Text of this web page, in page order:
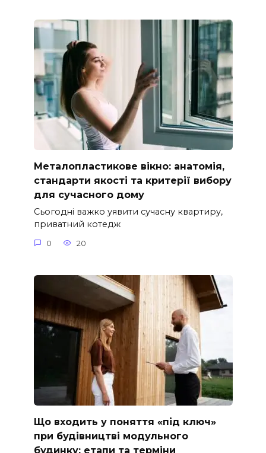
Металопластикове вікно: анатомія,
стандарти якості та критерії вибору
для сучасного дому
Сьогодні важко уявити сучасну квартиру,
приватний котедж
0 20
Що входить у поняття «під ключ»
при будівництві модульного
будинку: етапи та терміни